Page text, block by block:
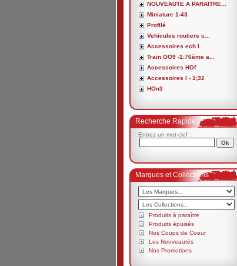
NOUVEAUTE A PARAITRE...
Miniature 1-43
Profilé
Vehicules routiers s...
Accessoires ech I
Train OO9 -1:76ème a...
Accessoires HOf
Accessoires I - 1;32
HOn3
Recherche Rapide
Entrez un mot-clef :
Marques et Collections
Produits à paraître
Produits épuisés
Nos Coups de Coeur
Les Nouveautés
Nos Promotions